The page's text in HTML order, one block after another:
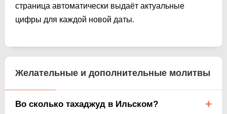
страница автоматически выдаёт актуальные
цифры для каждой новой даты.
Желательные и дополнительные молитвы
Во сколько тахаджуд в Ильском?